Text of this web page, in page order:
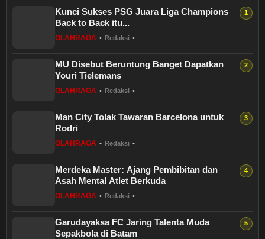
Kunci Sukses PSG Juara Liga Champions
Back to Back itu...
OLAHRAGA • Redaksi •
MU Disebut Beruntung Banget Dapatkan
Youri Tielemans
OLAHRAGA • Redaksi •
Man City Tolak Tawaran Barcelona untuk
Rodri
OLAHRAGA • Redaksi •
Merdeka Master: Ajang Pembibitan dan
Asah Mental Atlet Berkuda
OLAHRAGA • Redaksi •
Garudayaksa FC Jaring Talenta Muda
Sepakbola di Batam